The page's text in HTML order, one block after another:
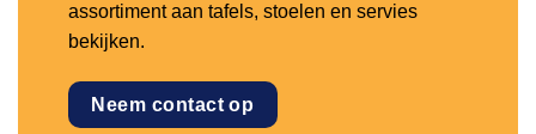
assortiment aan tafels, stoelen en servies
bekijken.
Neem contact op